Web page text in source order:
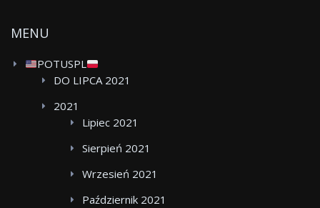
MENU
POTUSPL
DO LIPCA 2021
2021
Lipiec 2021
Sierpień 2021
Wrzesień 2021
Październik 2021